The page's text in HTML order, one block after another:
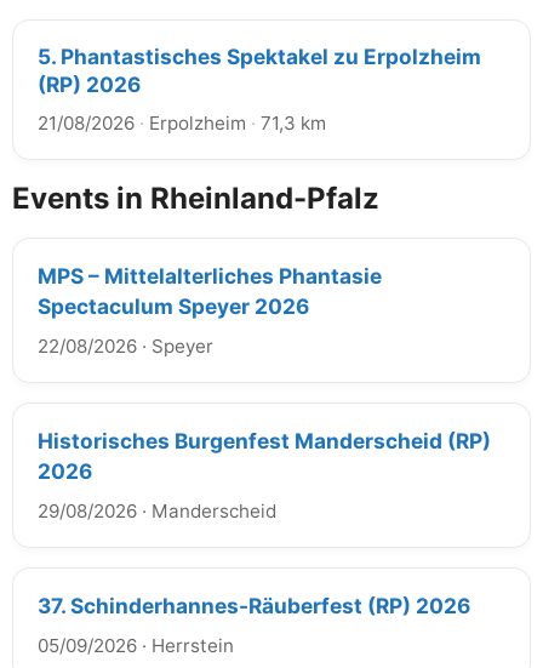
5. Phantastisches Spektakel zu Erpolzheim
(RP) 2026
21/08/2026 · Erpolzheim · 71,3 km
Events in Rheinland-Pfalz
MPS – Mittelalterliches Phantasie
Spectaculum Speyer 2026
22/08/2026 · Speyer
Historisches Burgenfest Manderscheid (RP)
2026
29/08/2026 · Manderscheid
37. Schinderhannes-Räuberfest (RP) 2026
05/09/2026 · Herrstein